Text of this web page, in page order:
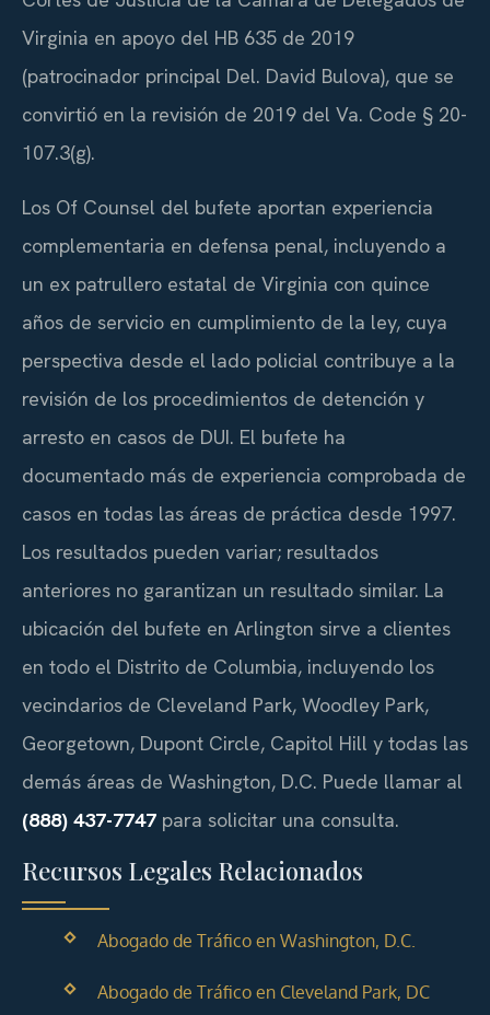
Virginia en apoyo del HB 635 de 2019
(patrocinador principal Del. David Bulova), que se
convirtió en la revisión de 2019 del Va. Code § 20-
107.3(g).
Los Of Counsel del bufete aportan experiencia
complementaria en defensa penal, incluyendo a
un ex patrullero estatal de Virginia con quince
años de servicio en cumplimiento de la ley, cuya
perspectiva desde el lado policial contribuye a la
revisión de los procedimientos de detención y
arresto en casos de DUI. El bufete ha
documentado más de experiencia comprobada de
casos en todas las áreas de práctica desde 1997.
Los resultados pueden variar; resultados
anteriores no garantizan un resultado similar. La
ubicación del bufete en Arlington sirve a clientes
en todo el Distrito de Columbia, incluyendo los
vecindarios de Cleveland Park, Woodley Park,
Georgetown, Dupont Circle, Capitol Hill y todas las
demás áreas de Washington, D.C. Puede llamar al
(888) 437-7747 para solicitar una consulta.
Recursos Legales Relacionados
Abogado de Tráfico en Washington, D.C.
Abogado de Tráfico en Cleveland Park, DC